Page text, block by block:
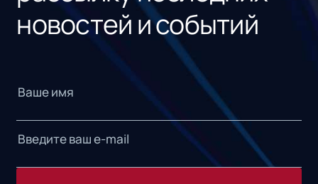
новостей и событий